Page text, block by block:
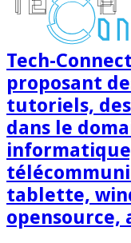
Tech-
proposant
tutoriels,
dans le
tablette,
opensource,